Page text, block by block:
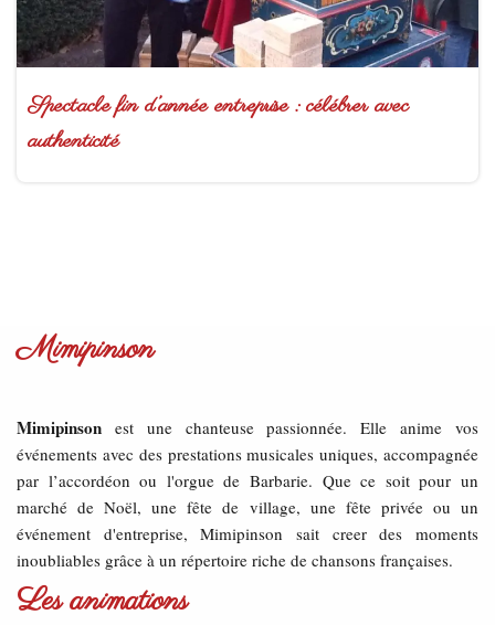
Spectacle fin d’année entreprise : célébrer avec
authenticité
Mimipinson
Mimipinson est une chanteuse passionnée. Elle anime vos
événements avec des prestations musicales uniques, accompagnée
par l’accordéon ou l'orgue de Barbarie. Que ce soit pour un
marché de Noël, une fête de village, une fête privée ou un
événement d'entreprise, Mimipinson sait creer des moments
inoubliables grâce à un répertoire riche de chansons françaises.
Les animations